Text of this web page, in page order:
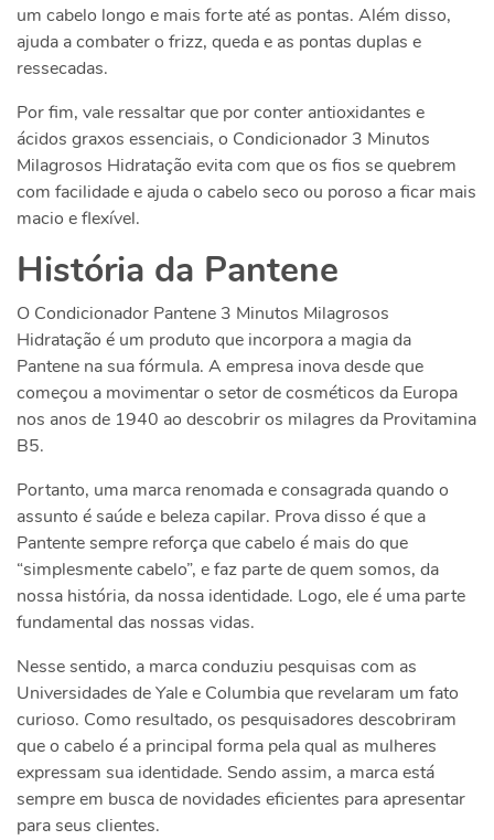
um cabelo longo e mais forte até as pontas. Além disso,
ajuda a combater o frizz, queda e as pontas duplas e
ressecadas.
Por fim, vale ressaltar que por conter antioxidantes e
ácidos graxos essenciais, o Condicionador 3 Minutos
Milagrosos Hidratação evita com que os fios se quebrem
com facilidade e ajuda o cabelo seco ou poroso a ficar mais
macio e flexível.
História da Pantene
O Condicionador Pantene 3 Minutos Milagrosos
Hidratação é um produto que incorpora a magia da
Pantene na sua fórmula. A empresa inova desde que
começou a movimentar o setor de cosméticos da Europa
nos anos de 1940 ao descobrir os milagres da Provitamina
B5.
Portanto, uma marca renomada e consagrada quando o
assunto é saúde e beleza capilar. Prova disso é que a
Pantente sempre reforça que cabelo é mais do que
“simplesmente cabelo”, e faz parte de quem somos, da
nossa história, da nossa identidade. Logo, ele é uma parte
fundamental das nossas vidas.
Nesse sentido, a marca conduziu pesquisas com as
Universidades de Yale e Columbia que revelaram um fato
curioso. Como resultado, os pesquisadores descobriram
que o cabelo é a principal forma pela qual as mulheres
expressam sua identidade. Sendo assim, a marca está
sempre em busca de novidades eficientes para apresentar
para seus clientes.